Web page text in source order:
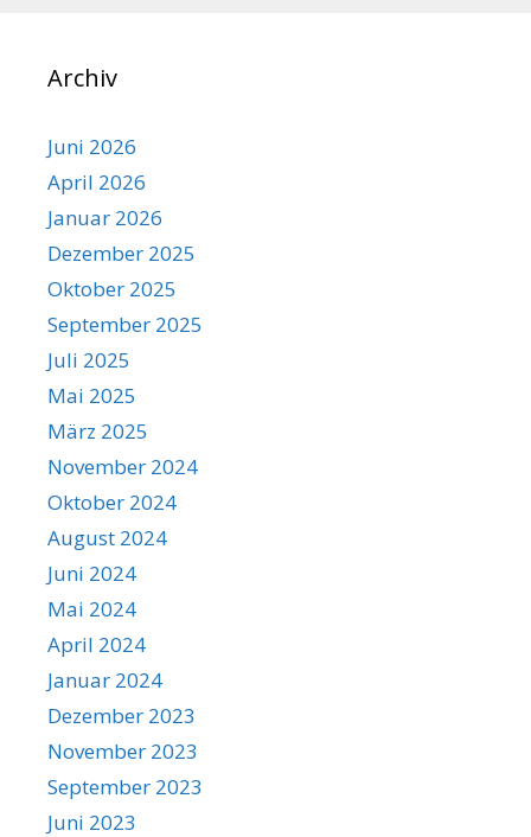
Archiv
Juni 2026
April 2026
Januar 2026
Dezember 2025
Oktober 2025
September 2025
Juli 2025
Mai 2025
März 2025
November 2024
Oktober 2024
August 2024
Juni 2024
Mai 2024
April 2024
Januar 2024
Dezember 2023
November 2023
September 2023
Juni 2023